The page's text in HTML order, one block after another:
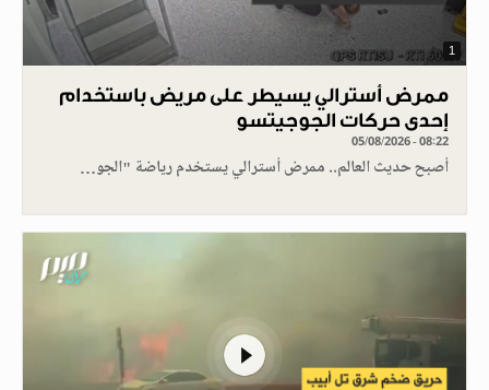
1
ممرض أسترالي يسيطر على مريض باستخدام
إحدى حركات الجوجيتسو
05/08/2026 - 08:22
أصبح حديث العالم.. ممرض أسترالي يستخدم رياضة "الجو…